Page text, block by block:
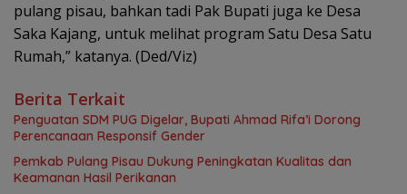
pulang pisau, bahkan tadi Pak Bupati juga ke Desa
Saka Kajang, untuk melihat program Satu Desa Satu
Rumah,” katanya. (Ded/Viz)
Berita Terkait
Penguatan SDM PUG Digelar, Bupati Ahmad Rifa’i Dorong
Perencanaan Responsif Gender
Pemkab Pulang Pisau Dukung Peningkatan Kualitas dan
Keamanan Hasil Perikanan